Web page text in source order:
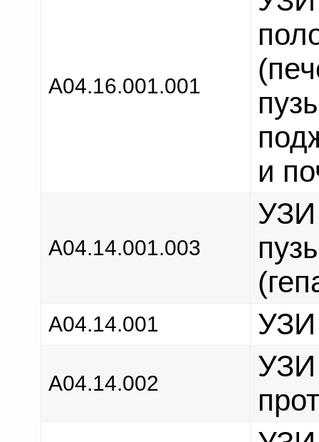
A04.16.001.001
и
A04.14.001.003
УЗИ
A04.14.001 УЗИ
A04.14.002
УЗИ